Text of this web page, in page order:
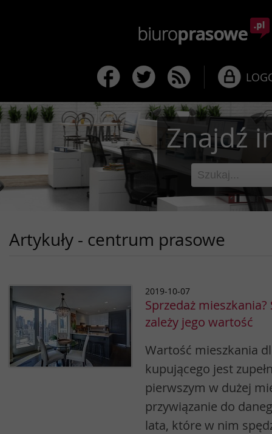
Znajdź
Artykuły - centrum prasowe
2019-10-07
Sprzedaż
zależy jego wartość
Wartość mieszkania
kupującego jest
pierwszym w dużej
przywiązanie do
lata, które w nim